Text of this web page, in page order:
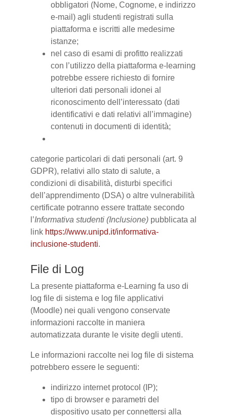
obbligatori (Nome, Cognome, e indirizzo
e-mail) agli studenti registrati sulla
piattaforma e iscritti alle medesime
istanze;
nel caso di esami di profitto realizzati
con l’utilizzo della piattaforma e-learning
potrebbe essere richiesto di fornire
ulteriori dati personali idonei al
riconoscimento dell’interessato (dati
identificativi e dati relativi all’immagine)
contenuti in documenti di identità;
categorie particolari di dati personali (art. 9
GDPR), relativi allo stato di salute, a
condizioni di disabilità, disturbi specifici
dell’apprendimento (DSA) o altre vulnerabilità
certificate potranno essere trattate secondo
l’Informativa studenti (Inclusione) pubblicata al
link https://www.unipd.it/informativa-
inclusione-studenti.
File di Log
La presente piattaforma e-Learning fa uso di
log file di sistema e log file applicativi
(Moodle) nei quali vengono conservate
informazioni raccolte in maniera
automatizzata durante le visite degli utenti.
Le informazioni raccolte nei log file di sistema
potrebbero essere le seguenti:
indirizzo internet protocol (IP);
tipo di browser e parametri del
dispositivo usato per connettersi alla